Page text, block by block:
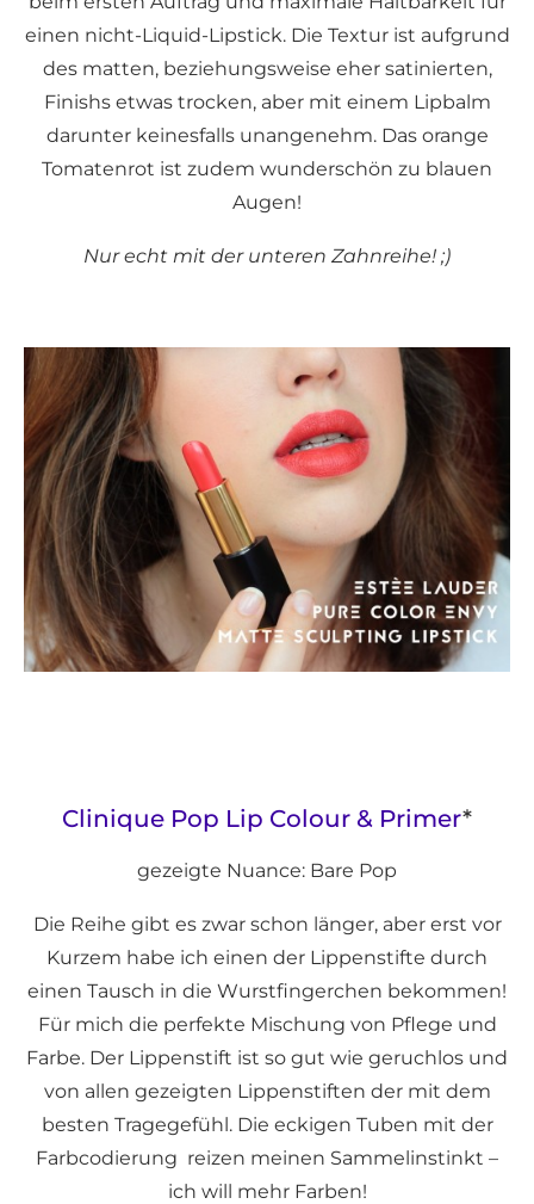
einen nicht-Liquid-Lipstick. Die Textur ist aufgrund
des matten, beziehungsweise eher satinierten,
Finishs etwas trocken, aber mit einem Lipbalm
darunter keinesfalls unangenehm. Das orange
Tomatenrot ist zudem wunderschön zu blauen
Augen!
Nur echt mit der unteren Zahnreihe! ;)
Clinique Pop Lip Colour & Primer*
gezeigte Nuance: Bare Pop
Die Reihe gibt es zwar schon länger, aber erst vor
Kurzem habe ich einen der Lippenstifte durch
einen Tausch in die Wurstfingerchen bekommen!
Für mich die perfekte Mischung von Pflege und
Farbe. Der Lippenstift ist so gut wie geruchlos und
von allen gezeigten Lippenstiften der mit dem
besten Tragegefühl. Die eckigen Tuben mit der
Farbcodierung reizen meinen Sammelinstinkt –
ich will mehr Farben!